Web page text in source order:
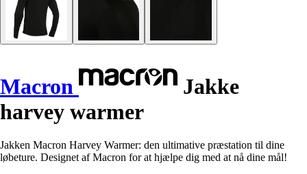
Macron
Jakke
harvey warmer
Jakken Macron Harvey Warmer: den ultimative præstation til dine
løbeture. Designet af Macron for at hjælpe dig med at nå dine mål!